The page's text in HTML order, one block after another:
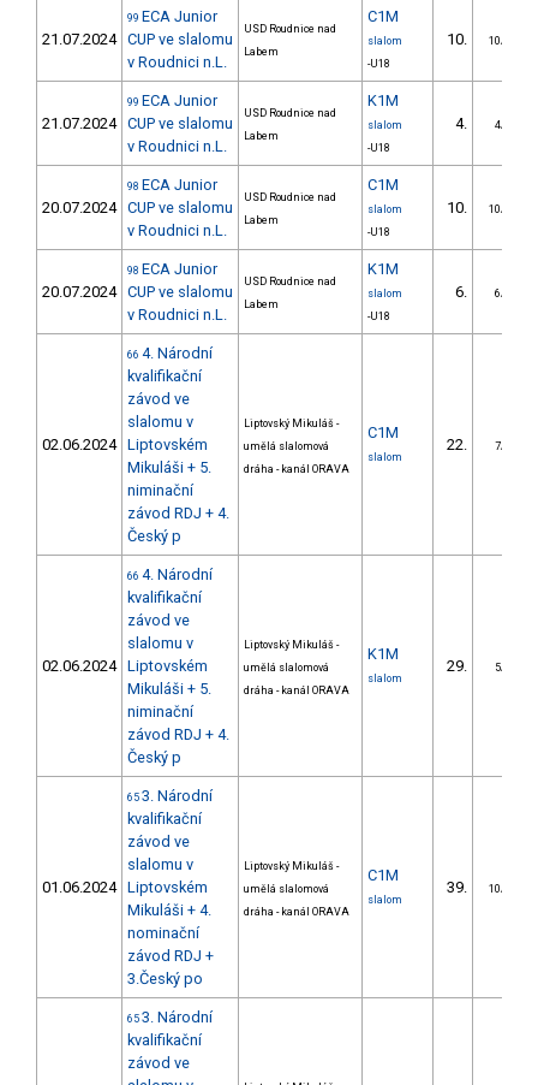
21.07.2024
99 ECA Junior
CUP ve slalomu
v Roudnici n.L.
USD Roudnice nad
Labem
C1M
slalom
-U18
10. 10/DS
21.07.2024
99 ECA Junior
CUP ve slalomu
v Roudnici n.L.
USD Roudnice nad
Labem
K1M
slalom
-U18
4. 4/DS
20.07.2024
98 ECA Junior
CUP ve slalomu
v Roudnici n.L.
USD Roudnice nad
Labem
C1M
slalom
-U18
10. 10/DS
20.07.2024
98 ECA Junior
CUP ve slalomu
v Roudnici n.L.
USD Roudnice nad
Labem
K1M
slalom
-U18
6. 6/DS
02.06.2024
66 4. Národní
kvalifikační
závod ve
slalomu v
Liptovském
Mikuláši + 5.
niminační
závod RDJ + 4.
Český p
Liptovský Mikuláš -
umělá slalomová
dráha - kanál ORAVA
C1M
slalom
22. 7/DS
02.06.2024
66 4. Národní
kvalifikační
závod ve
slalomu v
Liptovském
Mikuláši + 5.
niminační
závod RDJ + 4.
Český p
Liptovský Mikuláš -
umělá slalomová
dráha - kanál ORAVA
K1M
slalom
29. 5/DS
01.06.2024
65 3. Národní
kvalifikační
závod ve
slalomu v
Liptovském
Mikuláši + 4.
nominační
závod RDJ +
3.Český po
Liptovský Mikuláš -
umělá slalomová
dráha - kanál ORAVA
C1M
slalom
39. 10/DS
65 3. Národní
kvalifikační
závod ve